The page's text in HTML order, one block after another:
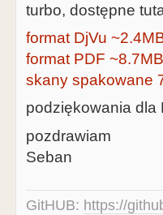
turbo, dostępne
format DjVu
format PDF ~8.7MB
skany spakowane
podziękowania dla
pozdrawiam
Seban
GitHUB: https://